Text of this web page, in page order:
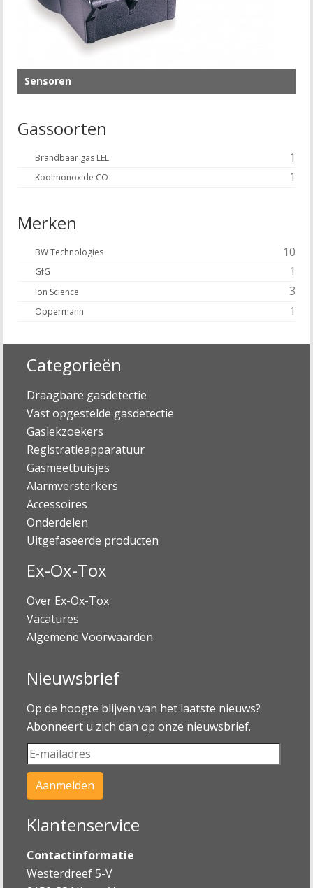
Sensoren
Gassoorten
Brandbaar gas LEL 1
Koolmonoxide CO 1
Merken
BW Technologies 10
GfG 1
Ion Science 3
Oppermann 1
Categorieën
Draagbare gasdetectie
Vast opgestelde gasdetectie
Gaslekzoekers
Registratieapparatuur
Gasmeetbuisjes
Alarmversterkers
Accessoires
Onderdelen
Uitgefaseerde producten
Ex-Ox-Tox
Over Ex-Ox-Tox
Vacatures
Algemene Voorwaarden
Nieuwsbrief
Op de hoogte blijven van het laatste nieuws?
Abonneert u zich dan op onze nieuwsbrief.
Klantenservice
Contactinformatie
Westerdreef 5-V